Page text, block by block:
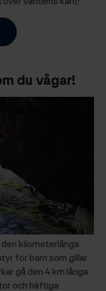
du vågar!
kilometerlånga
för barn som gillar
gå den 4 km långa
och häftiga